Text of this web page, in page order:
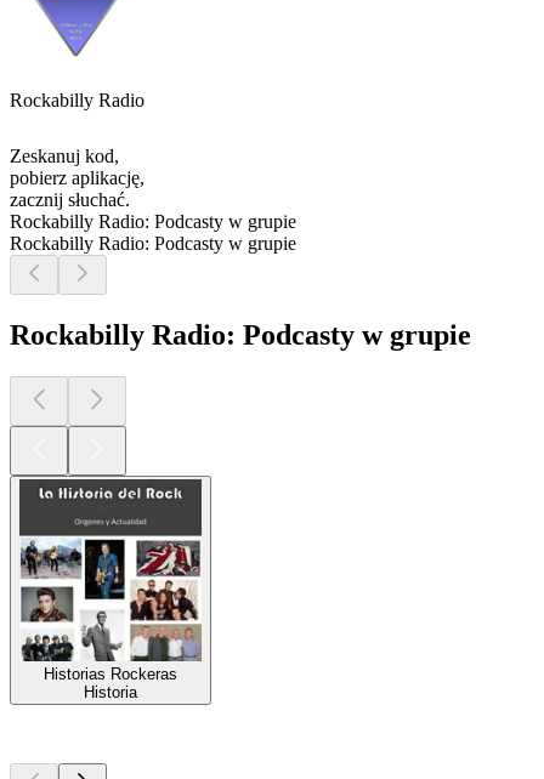
Rockabilly Radio
Zeskanuj kod,
pobierz aplikację,
zacznij słuchać.
Rockabilly Radio: Podcasty w grupie
Rockabilly Radio: Podcasty w grupie
Rockabilly Radio: Podcasty w grupie
Historias Rockeras
Historia